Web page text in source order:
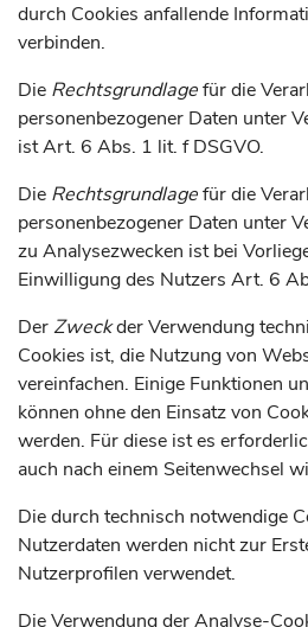
durch Cookies anfallende
verbinden.
Die Rechtsgrundlagefür die
personenbezogener Daten unter
ist Art. 6 Abs. 1 lit. f DSGVO.
Die Rechtsgrundlagefür die
personenbezogener Daten unter
zu Analysezwecken ist bei
Einwilligung des Nutzers Art. 6
DerZweckder Verwendung
Cookies ist, die Nutzung von
vereinfachen. Einige Funktionen
können ohne den Einsatz von
werden. Für diese ist es
auch nach einem Seitenwechsel
Die durch technisch notwendige
Nutzerdaten werden nicht zur
Nutzerprofilen verwendet.
Die Verwendung der Analyse-